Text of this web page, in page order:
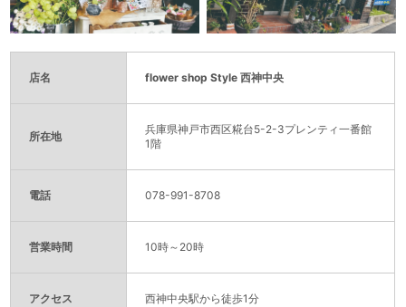
店名 flower shop Style 西神中央
所在地
兵庫県神戸市西区糀台5-2-3プレンティ一番館
1階
電話 078-991-8708
営業時間 10時～20時
アクセス 西神中央駅から徒歩1分